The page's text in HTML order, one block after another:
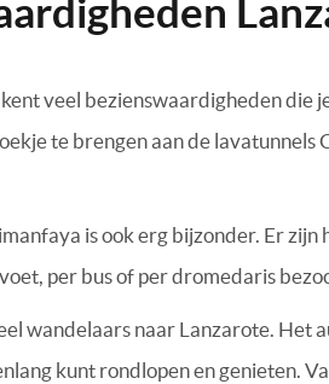
veel bezienswaardigheden die
te brengen aan de lavatunnels
is ook erg bijzonder. Er
per bus of per dromedaris
wandelaars naar Lanzarote. Het
kunt rondlopen en genieten.